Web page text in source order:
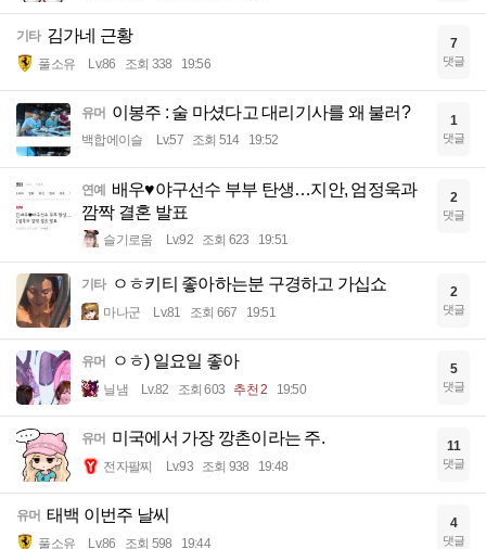
기타 김가네 근황
풀소유 Lv.86 조회 338 19:56
7
댓글
유머 이봉주 : 술 마셨다고 대리기사를 왜 불러?
백합에이슬 Lv.57 조회 514 19:52
1
댓글
연예
배우♥야구선수 부부 탄생…지안, 엄정욱과
깜짝 결혼 발표
슬기로움 Lv.92 조회 623 19:51
2
댓글
기타 ㅇㅎ키티 좋아하는분 구경하고 가십쇼
마나군 Lv.81 조회 667 19:51
2
댓글
유머 ㅇㅎ) 일요일 좋아
닐냄 Lv.82 조회 603 추천 2 19:50
5
댓글
유머 미국에서 가장 깡촌이라는 주.
전자팔찌 Lv.93 조회 938 19:48
11
댓글
유머 태백 이번주 날씨
풀소유 Lv.86 조회 598 19:44
4
댓글